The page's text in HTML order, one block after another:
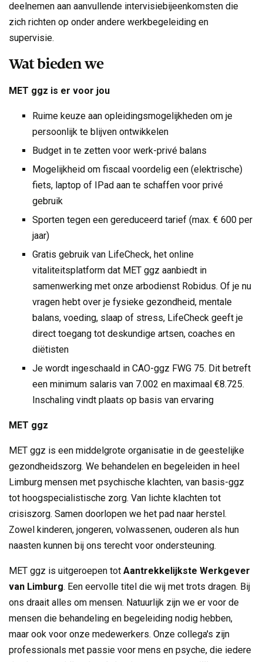
deelnemen aan aanvullende intervisiebijeenkomsten die
zich richten op onder andere werkbegeleiding en
supervisie.
Wat bieden we
MET ggz is er voor jou
Ruime keuze aan opleidingsmogelijkheden om je
persoonlijk te blijven ontwikkelen
Budget in te zetten voor werk-privé balans
Mogelijkheid om fiscaal voordelig een (elektrische)
fiets, laptop of IPad aan te schaffen voor privé
gebruik
Sporten tegen een gereduceerd tarief (max. € 600 per
jaar)
Gratis gebruik van LifeCheck, het online
vitaliteitsplatform dat MET ggz aanbiedt in
samenwerking met onze arbodienst Robidus. Of je nu
vragen hebt over je fysieke gezondheid, mentale
balans, voeding, slaap of stress, LifeCheck geeft je
direct toegang tot deskundige artsen, coaches en
diëtisten
Je wordt ingeschaald in CAO-ggz FWG 75. Dit betreft
een minimum salaris van 7.002 en maximaal €8.725.
Inschaling vindt plaats op basis van ervaring
MET ggz
MET ggz is een middelgrote organisatie in de geestelijke
gezondheidszorg. We behandelen en begeleiden in heel
Limburg mensen met psychische klachten, van basis-ggz
tot hoogspecialistische zorg. Van lichte klachten tot
crisiszorg. Samen doorlopen we het pad naar herstel.
Zowel kinderen, jongeren, volwassenen, ouderen als hun
naasten kunnen bij ons terecht voor ondersteuning.
MET ggz is uitgeroepen tot Aantrekkelijkste Werkgever
van Limburg. Een eervolle titel die wij met trots dragen. Bij
ons draait alles om mensen. Natuurlijk zijn we er voor de
mensen die behandeling en begeleiding nodig hebben,
maar ook voor onze medewerkers. Onze collega's zijn
professionals met passie voor mens en psyche, die iedere